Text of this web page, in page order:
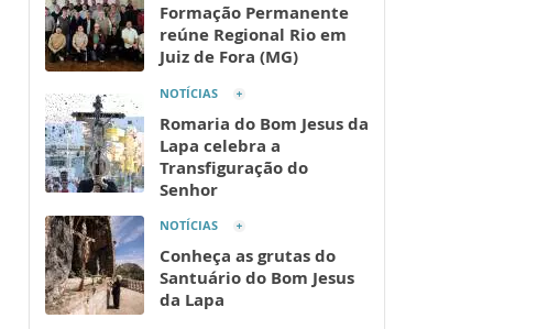
Formação Permanente
reúne Regional Rio em
Juiz de Fora (MG)
NOTÍCIAS
Romaria do Bom Jesus da
Lapa celebra a
Transfiguração do
Senhor
NOTÍCIAS
Conheça as grutas do
Santuário do Bom Jesus
da Lapa